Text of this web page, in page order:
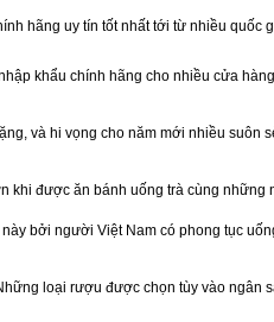
hãng uy tín tốt nhất tới từ nhiều quốc
khẩu chính hãng cho nhiều cửa
và hi vọng cho năm mới nhiều suôn
khi được ăn bánh uống trà cùng những
bởi người Việt Nam có phong tục
loại rượu được chọn tùy vào ngân